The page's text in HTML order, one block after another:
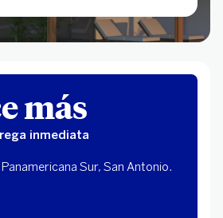
más
inmediata
Sur, San Antonio.